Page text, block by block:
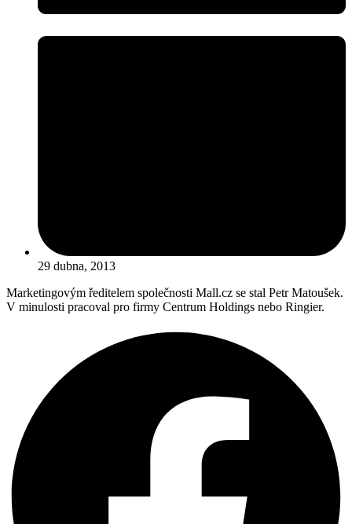
29 dubna, 2013
Marketingovým ředitelem společnosti Mall.cz se stal Petr Matoušek.
V minulosti pracoval pro firmy Centrum Holdings nebo Ringier.